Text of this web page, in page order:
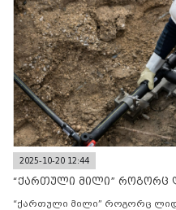
2025-10-20 12:44
“ქართული მილი” როგორც
“ქართული მილი” როგორც